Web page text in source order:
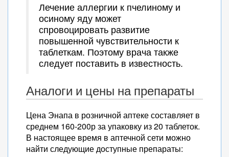
Лечение аллергии к пчелиному и
осиному яду может
спровоцировать развитие
повышенной чувствительности к
таблеткам. Поэтому врача также
следует поставить в известность.
Аналоги и цены на препараты
Цена Энапа в розничной аптеке составляет в
среднем 160-200р за упаковку из 20 таблеток.
В настоящее время в аптечной сети можно
найти следующие доступные препараты: